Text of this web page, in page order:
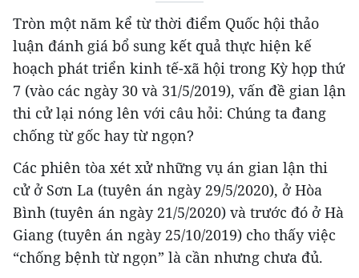
Tròn một năm kể từ thời điểm Quốc hội thảo
luận đánh giá bổ sung kết quả thực hiện kế
hoạch phát triển kinh tế-xã hội trong Kỳ họp thứ
7 (vào các ngày 30 và 31/5/2019), vấn đề gian lận
thi cử lại nóng lên với câu hỏi: Chúng ta đang
chống từ gốc hay từ ngọn?
Các phiên tòa xét xử những vụ án gian lận thi
cử ở Sơn La (tuyên án ngày 29/5/2020), ở Hòa
Bình (tuyên án ngày 21/5/2020) và trước đó ở Hà
Giang (tuyên án ngày 25/10/2019) cho thấy việc
“chống bệnh từ ngọn” là cần nhưng chưa đủ.